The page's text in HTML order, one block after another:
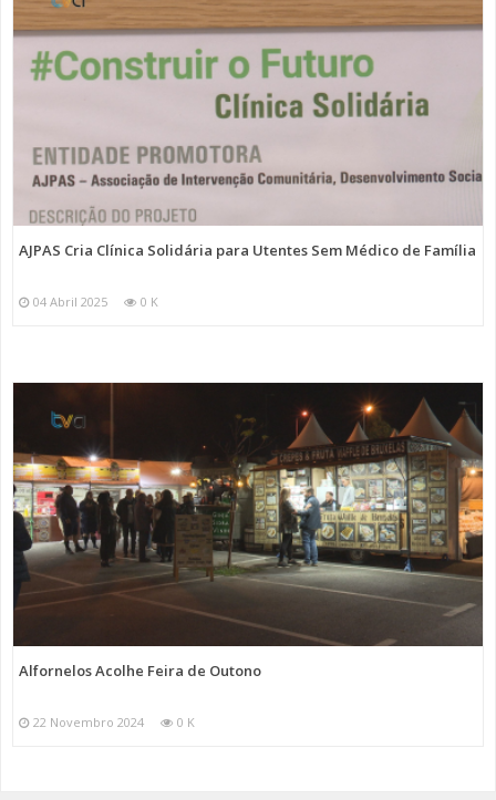
AJPAS Cria Clínica Solidária para Utentes Sem Médico de Família
04 Abril 2025 0 K
Alfornelos Acolhe Feira de Outono
22 Novembro 2024 0 K